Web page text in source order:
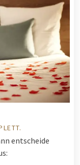
entscheide